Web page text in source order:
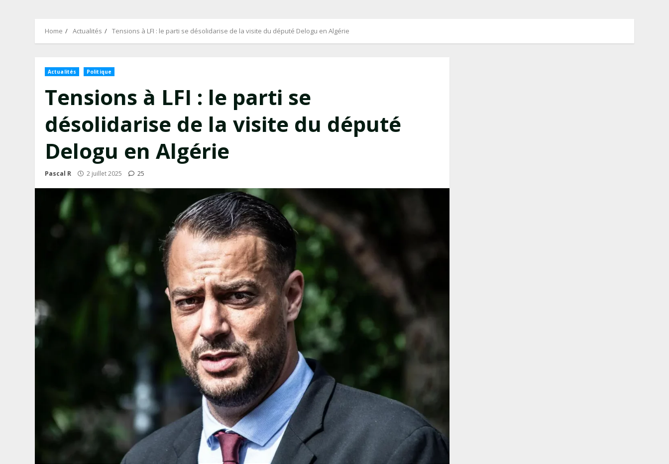
Home Actualités Tensions à LFI : le parti se désolidarise de la visite du député Delogu en Algérie
Actualités Politique
Tensions à LFI : le parti se
désolidarise de la visite du député
Delogu en Algérie
Pascal R 2 juillet 2025 25